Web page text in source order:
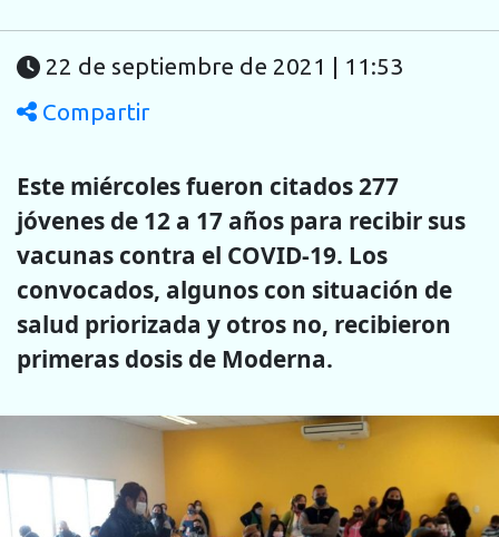
22 de septiembre de 2021 | 11:53
Compartir
Este miércoles fueron citados 277
jóvenes de 12 a 17 años para recibir sus
vacunas contra el COVID-19. Los
convocados, algunos con situación de
salud priorizada y otros no, recibieron
primeras dosis de Moderna.